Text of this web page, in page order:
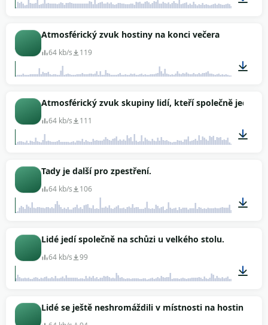
Atmosférický zvuk hostiny na konci večera
64 kb/s 119
02:00
Atmosférický zvuk skupiny lidí, kteří společně jedí u
64 kb/s 111
Tady je další pro zpestření.
64 kb/s 106
Lidé jedí společně na schůzi u velkého stolu.
64 kb/s 99
01:21
Lidé se ještě neshromáždili v místnosti na hostinu